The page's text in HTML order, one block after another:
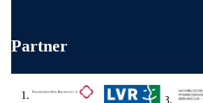
Partner